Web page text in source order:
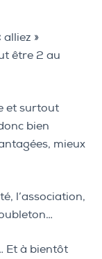
alliez »
être 2 au
et surtout
bien
mieux
l’association,
Et à bientôt